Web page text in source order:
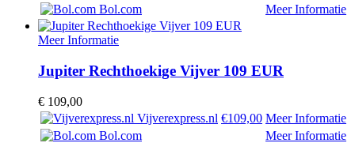
Bol.com
Meer Informatie
Meer Informatie
Jupiter Rechthoekige Vijver 109 EUR
€ 109,00
Vijverexpress.nl €109,00 Meer Informatie
Bol.com
Meer Informatie